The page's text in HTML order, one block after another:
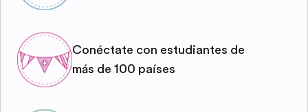
Conéctate con estudiantes de
más de 100 países